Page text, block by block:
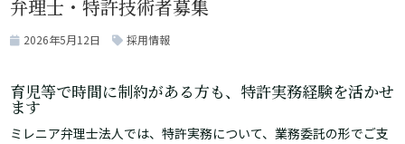
弁理士・特許技術者募集
2026年5月12日 採用情報
育児等で時間に制約がある方も、特許実務経験を活かせ
ます
ミレニア弁理士法人では、特許実務について、業務委託の形でご支